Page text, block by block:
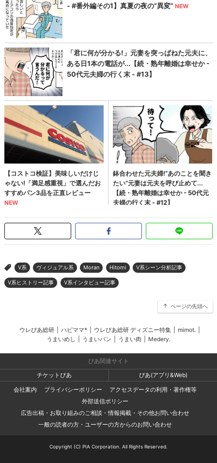
> V系 ヴィジュアル系 Moran Hitomi V系シーン分析記事
V系ヒストリー記事 V系インタビュー記事
ページの先頭へ
ウレぴあ総研 ハピママ* ウレぴあ総研 ディズニー特集 mimot.
うまいめし
うまいパン うまい肉 Medery.
ぴあ関連サイト
チケットぴあ
ぴあ(アプリ&Web)
会社案内
プライバシーポリシー
アクセスデータの利用・著作権等
外部送信ポリシー
広告出稿・お取り組みのご相談・情報掲載・その他お問い合わせ
一般の読者の方・ユーザーの方からのお問い合わせ
Copyright (C) PIA Corporation. All Rights Reserved.